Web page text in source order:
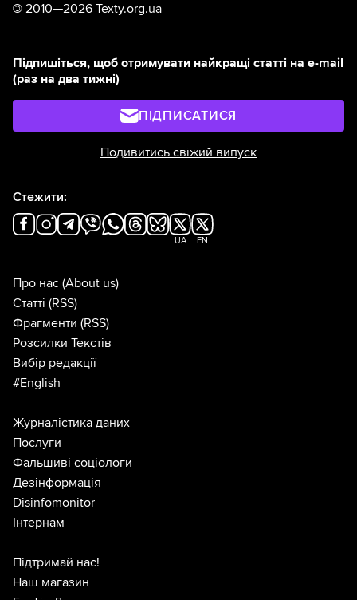
© 2010—2026 Texty.org.ua
Підпишіться, щоб отримувати найкращі статті на e-mail
(раз на два тижні)
ПІДПИСАТИСЯ
Подивитись свіжий випуск
Стежити:
UA EN
Про нас (About us)
Статті (RSS)
Фрагменти (RSS)
Розсилки Текстів
Вибір редакції
#English
Журналістика даних
Послуги
Фальшиві соціологи
Дезінформація
Disinfomonitor
Інтернам
Підтримай нас!
Наш магазин